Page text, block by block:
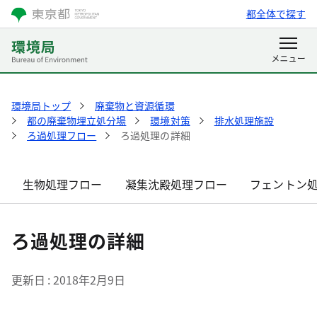
都全体で探す
環境局トップ
廃棄物と資源循環
都の廃棄物埋立処分場
環境対策
排水処理施設
ろ過処理フロー
ろ過処理の詳細
生物処理フロー 凝集沈殿処理フロー フェントン
ろ過処理の詳細
更新日 2018年2月9日